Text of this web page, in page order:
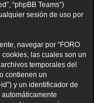
“phpBB Teams”)
sesión de uso por
navegar por “FORO
las cuales son un
temporales del
contienen un
y un identificador de